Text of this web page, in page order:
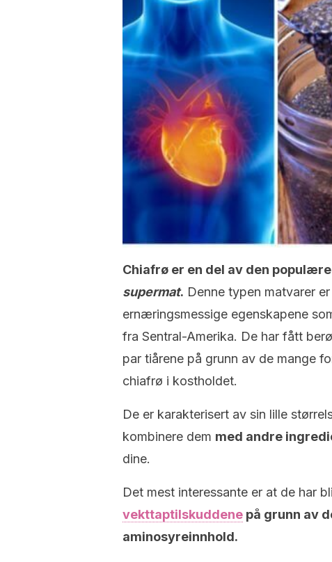
Chiafrø er en del av den
supermat. Denne typen matvarer
ernæringsmessige egenskapene
fra Sentral-Amerika. De har fått
par tiårene på grunn av de mange
chiafrø i kostholdet.
De er karakterisert av sin lille
kombinere dem med andre
dine.
Det mest interessante er at de har
vekttaptilskuddene på grunn av
aminosyreinnhold.